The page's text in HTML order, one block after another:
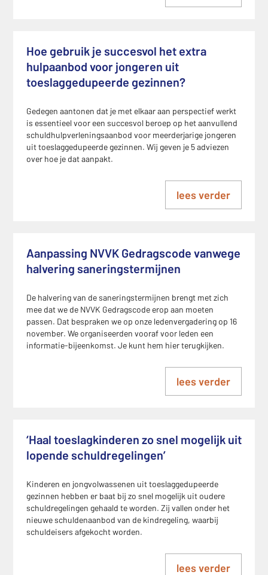
Hoe gebruik je succesvol het extra
hulpaanbod voor jongeren uit
toeslaggedupeerde gezinnen?
Gedegen aantonen dat je met elkaar aan perspectief werkt
is essentieel voor een succesvol beroep op het aanvullend
schuldhulpverleningsaanbod voor meerderjarige jongeren
uit toeslaggedupeerde gezinnen. Wij geven je 5 adviezen
over hoe je dat aanpakt.
lees verder
Aanpassing NVVK Gedragscode vanwege
halvering saneringstermijnen
De halvering van de saneringstermijnen brengt met zich
mee dat we de NVVK Gedragscode erop aan moeten
passen. Dat bespraken we op onze ledenvergadering op 16
november. We organiseerden vooraf voor leden een
informatie-bijeenkomst. Je kunt hem hier terugkijken.
lees verder
‘Haal toeslagkinderen zo snel mogelijk uit
lopende schuldregelingen’
Kinderen en jongvolwassenen uit toeslaggedupeerde
gezinnen hebben er baat bij zo snel mogelijk uit oudere
schuldregelingen gehaald te worden. Zij vallen onder het
nieuwe schuldenaanbod van de kindregeling, waarbij
schuldeisers afgekocht worden.
lees verder